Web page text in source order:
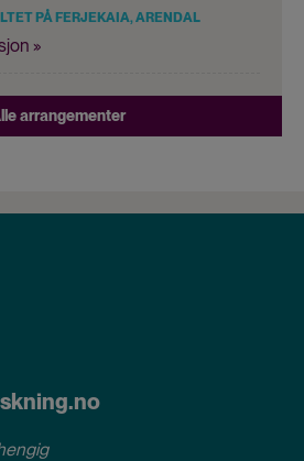
PÅ FERJEKAIA, ARENDAL
»
arrangementer